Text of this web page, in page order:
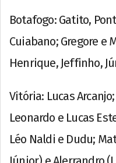
Botafogo: Gatito,
Cuiabano; Gregore e
Henrique, Jeffinho,
Vitória: Lucas
Leonardo e Lucas
Léo Naldi e Dudu;